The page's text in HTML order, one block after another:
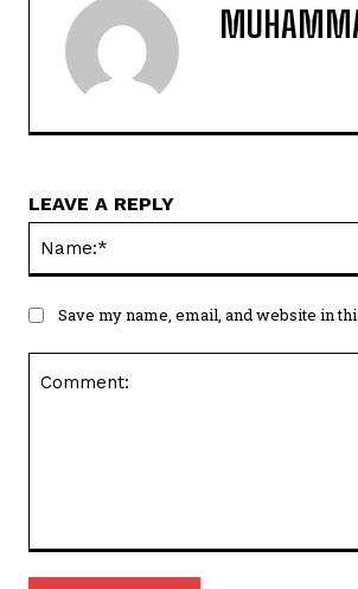
LEAVE A REPLY
Save my name, email, and website in